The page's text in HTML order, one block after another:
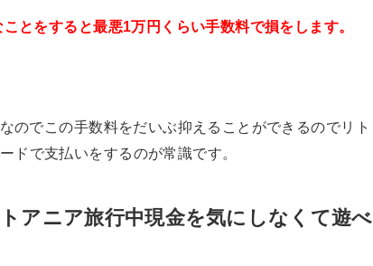
とをすると最悪1万円くらい手数料で損をします。
なのでこの手数料をだいぶ抑えることができるのでリト
ドで支払いをするのが常識です。
アニア旅行中現金を気にしなくて遊べ